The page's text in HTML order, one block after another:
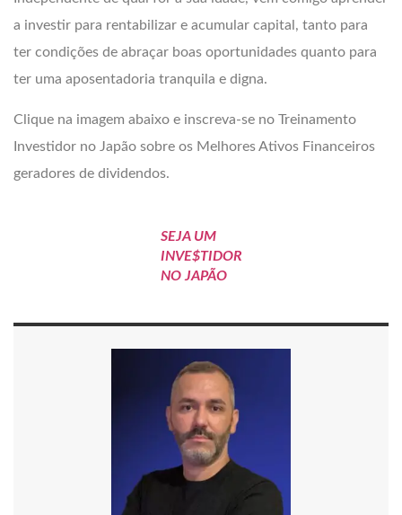
a investir para rentabilizar e acumular capital, tanto para
ter condições de abraçar boas oportunidades quanto para
ter uma aposentadoria tranquila e digna.
Clique na imagem abaixo e inscreva-se no Treinamento
Investidor no Japão sobre os Melhores Ativos Financeiros
geradores de dividendos.
SEJA UM
INVE$TIDOR
NO JAPÃO